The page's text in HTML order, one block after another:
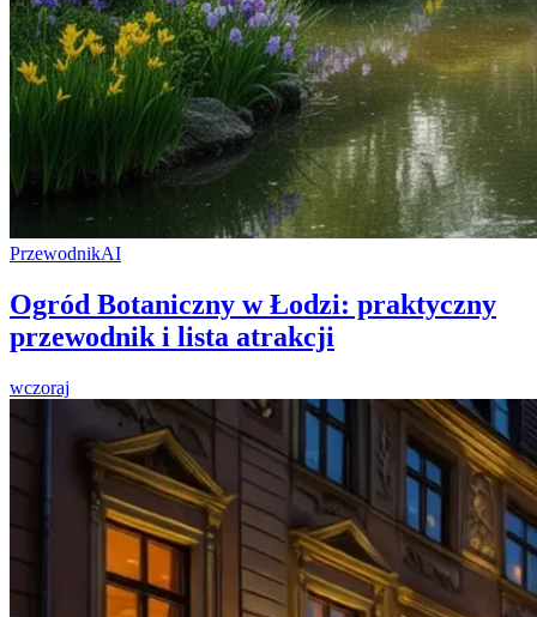
PrzewodnikAI
Ogród Botaniczny w Łodzi: praktyczny
przewodnik i lista atrakcji
wczoraj